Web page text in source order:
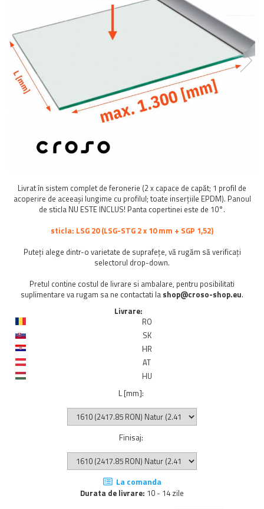
Ancore - Flanse - Placute
Fitting-uri balustrada inox
Bile - sfere
Cabluri si accesorii balustrada inox
Capace - dopuri capat teava
Capace mascare
Montanti echipati balustrada inox
balustrada inox
Suport mana curenta balustrada inox
Suruburi - Adezivi - Chimicale
Tevi si bare
Livrat în sistem complet de feronerie (2 x capace de capăt; 1 profil de
acoperire de aceeași lungime cu profilul; toate inserțiile EPDM). Panoul
de sticla NU ESTE INCLUS! Panta copertinei este de 10°.
sticla: LSG 20 (LSG-STG 2 x 10 mm + SGP 1,52)
Puteți alege dintr-o varietate de suprafețe, vă rugăm să verificați
selectorul drop-down.
Pretul contine costul de livrare si ambalare, pentru posibilitati
suplimentare va rugam sa ne contactati la shop@croso-shop.eu.
Livrare:
RO
SK
HR
AT
HU
L [mm]:
Finisaj:
La comanda
Durata de livrare: 10 - 14 zile